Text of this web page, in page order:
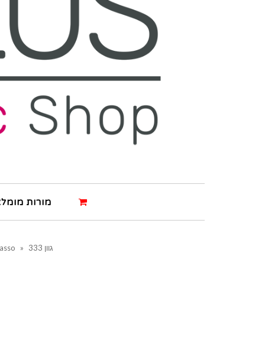
מורות
» גוון 333